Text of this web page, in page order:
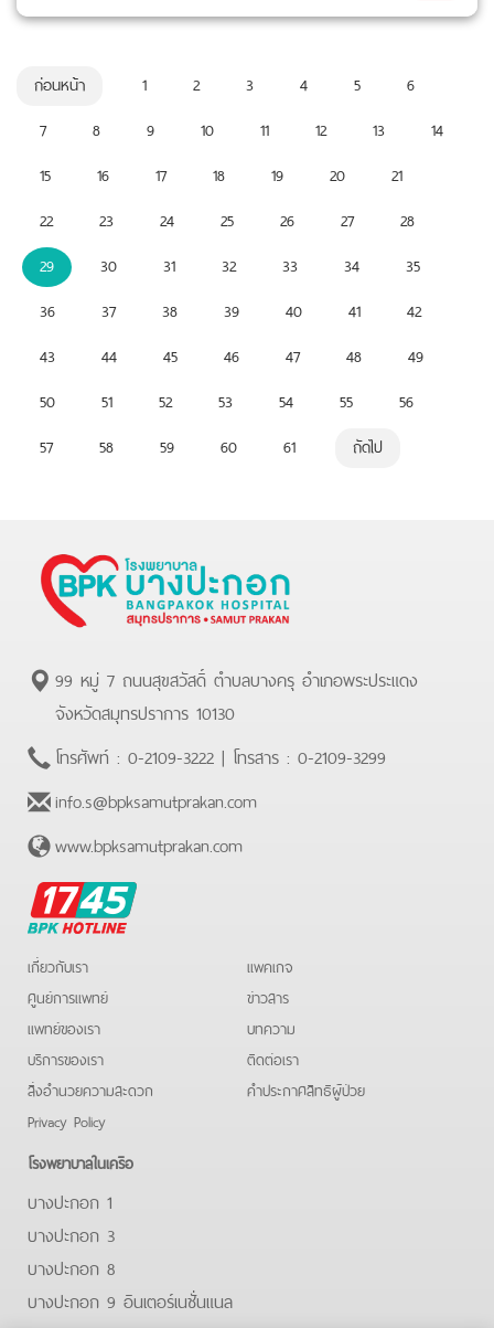
ก่อนหน้า 1 2 3 4 5
6
7
8 9 10 11 12 13
14
15
16 17 18 19 20
21
22
23 24 25 26 27
28
29
30 31 32 33 34
35
36
37 38 39 40 41
42
43
44 45 46 47 48
49
50
51 52 53 54 55
56
57
58 59 60 61 ถัดไป
99 หมู่ 7 ถนนสุขสวัสดิ์ ตำบลบางครุ อำเภอพระประแดง
จังหวัดสมุทรปราการ 10130
โทรศัพท์ : 0-2109-3222 | โทรสาร : 0-2109-3299
info.s@bpksamutprakan.com
www.bpksamutprakan.com
BPK
Hotline
เกี่ยวกับเรา
ศูนย์การแพทย์
แพทย์ของเรา
บริการของเรา
สิ่งอำนวยความสะดวก
Privacy Policy
แพคเกจ
ข่าวสาร
บทความ
ติดต่อเรา
คําประกาศสิทธิผู้ป่วย
โรงพยาบาลในเครือ
บางปะกอก 1
บางปะกอก 3
บางปะกอก 8
บางปะกอก 9 อินเตอร์เนชั่นแนล